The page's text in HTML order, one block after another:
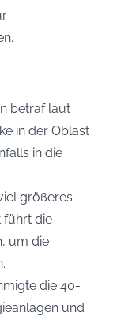
betraf laut
in der Oblast
in die
größeres
führt die
um die
die 40-
und